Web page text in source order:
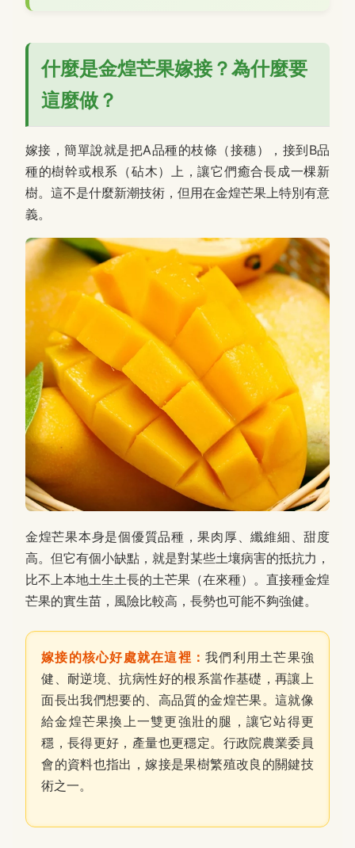
什麼是金煌芒果嫁接？為什麼要
這麼做？
嫁接，簡單說就是把A品種的枝條（接穗），接到B品
種的樹幹或根系（砧木）上，讓它們癒合長成一棵新
樹。這不是什麼新潮技術，但用在金煌芒果上特別有意
義。
金煌芒果本身是個優質品種，果肉厚、纖維細、甜度
高。但它有個小缺點，就是對某些土壤病害的抵抗力，
比不上本地土生土長的土芒果（在來種）。直接種金煌
芒果的實生苗，風險比較高，長勢也可能不夠強健。
嫁接的核心好處就在這裡：我們利用土芒果強
健、耐逆境、抗病性好的根系當作基礎，再讓上
面長出我們想要的、高品質的金煌芒果。這就像
給金煌芒果換上一雙更強壯的腿，讓它站得更
穩，長得更好，產量也更穩定。行政院農業委員
會的資料也指出，嫁接是果樹繁殖改良的關鍵技
術之一。